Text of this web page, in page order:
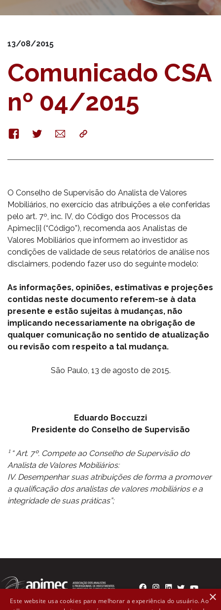
13/08/2015
Comunicado CSA
nº 04/2015
FacebookTwitterE-
mail
Copy
O Conselho de Supervisão do Analista de Valores
Mobiliários, no exercício das atribuições a ele conferidas
pelo art. 7º, inc. IV, do Código dos Processos da
Apimec[i] (“Código”), recomenda aos Analistas de
Valores Mobiliários que informem ao investidor as
condições de validade de seus relatórios de análise nos
disclaimers, podendo fazer uso do seguinte modelo:
As informações, opiniões, estimativas e projeções
contidas neste documento referem-se à data
presente e estão sujeitas à mudanças, não
implicando necessariamente na obrigação de
qualquer comunicação no sentido de atualização
ou revisão com respeito a tal mudança.
São Paulo, 13 de agosto de 2015.
Eduardo Boccuzzi
Presidente do Conselho de Supervisão
¹ “ Art. 7º. Compete ao Conselho de Supervisão do
Analista de Valores Mobiliários:
IV. Desempenhar suas atribuições de forma a promover
a qualificação dos analistas de valores mobiliários e a
integridade de suas práticas”;
×
Este website usa cookies para melhorar a experiência do usuário. Ao